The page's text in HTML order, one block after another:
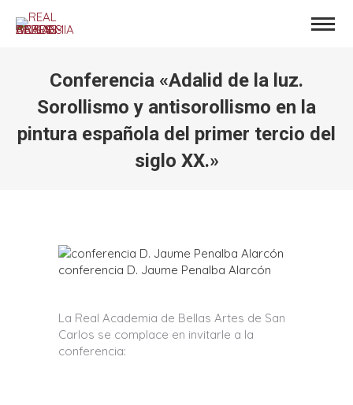
Conferencia «Adalid de la luz.
Sorollismo y antisorollismo en la
pintura española del primer tercio del
siglo XX.»
conferencia D. Jaume Penalba Alarcón
La Real Academia de Bellas Artes de San
Carlos se complace en invitarle a la
conferencia: